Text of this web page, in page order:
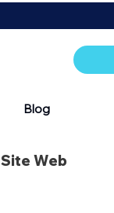
Blog
Site Web